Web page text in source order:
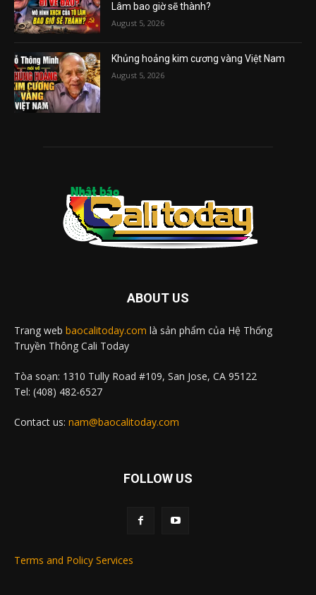
Lâm bao giờ sẽ thành?
August 5, 2026
Khủng hoảng kim cương vàng Việt Nam
August 5, 2026
ABOUT US
Trang web baocalitoday.com là sản phẩm của Hệ Thống
Truyền Thông Cali Today
Tòa soạn: 1310 Tully Road #109, San Jose, CA 95122
Tel: (408) 482-6527
Contact us: nam@baocalitoday.com
FOLLOW US
Terms and Policy Services